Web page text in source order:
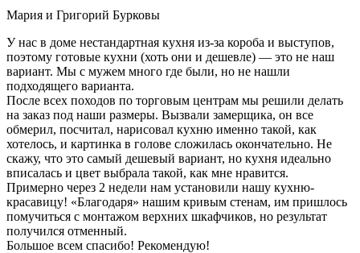
Мария и Григорий Бурковы
У нас в доме нестандартная кухня из-за короба и выступов,
поэтому готовые кухни (хоть они и дешевле) — это не наш
вариант. Мы с мужем много где были, но не нашли
подходящего варианта.
После всех походов по торговым центрам мы решили делать
на заказ под наши размеры. Вызвали замерщика, он все
обмерил, посчитал, нарисовал кухню именно такой, как
хотелось, и картинка в голове сложилась окончательно. Не
скажу, что это самый дешевый вариант, но кухня идеально
вписалась и цвет выбрала такой, как мне нравится.
Примерно через 2 недели нам установили нашу кухню-
красавицу! «Благодаря» нашим кривым стенам, им пришлось
помучиться с монтажом верхних шкафчиков, но результат
получился отменный.
Большое всем спасибо! Рекомендую!